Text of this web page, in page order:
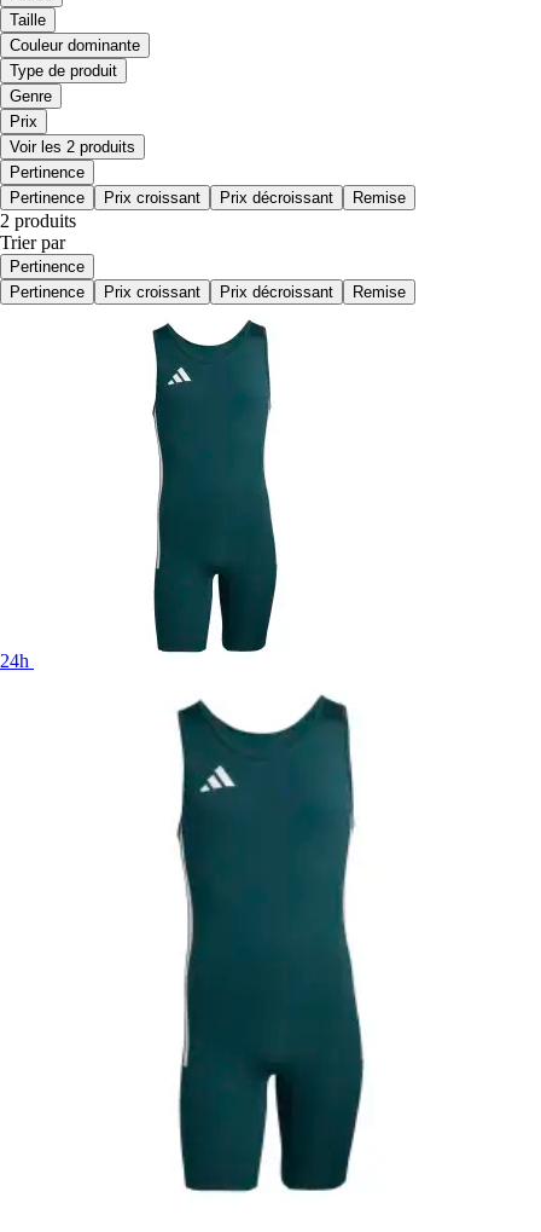
Taille
Couleur dominante
Type de produit
Genre
Prix
Voir les 2 produits
Pertinence
Pertinence
Prix croissant Prix décroissant Remise
2 produits
Trier par
Pertinence
Pertinence
Prix croissant Prix décroissant Remise
24h